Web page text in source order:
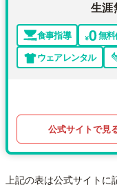
生涯
食事指導 無
ウェアレンタル
公式サイトで見
上記の表は公式サイトに